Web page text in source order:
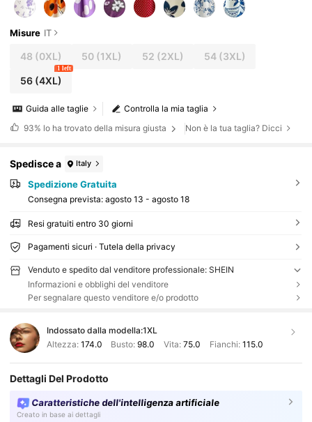
Misure IT
48 (0XL) 50 (1XL) 52 (2XL) 54(3XL)
56(4XL)
1 left
Controlla la mia taglia
Guida alle taglie
93% lo ha trovato della misura giusta Non è la tua taglia? Dicci
Spedisce a Italy
Spedizione Gratuita
Consegna prevista: agosto 13 - agosto 18
Resi gratuiti entro 30 giorni
Pagamenti sicuri · Tutela della privacy
Venduto e spedito dal venditore professionale: SHEIN
Informazioni e obblighi del venditore
Per segnalare questo venditore e/o prodotto
Indossato dalla modella:1XL
Altezza: 174.0 Busto:98.0 Vita: 75.0 Fianchi: 115.0
Dettagli Del Prodotto
Caratteristiche dell'intelligenza artificiale
Creato in base ai dettagli